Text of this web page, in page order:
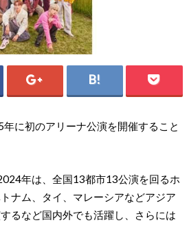
に初のアリーナ公演を開催すること
年は、全国13都市13公演を回るホ
ナム、タイ、マレーシアなどアジア
るなど国内外でも活躍し、さらには